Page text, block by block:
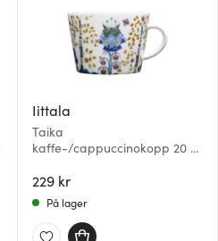
Iittala
Taika
kaffe-/cappuccinokopp 20 cl
229 kr
På lager